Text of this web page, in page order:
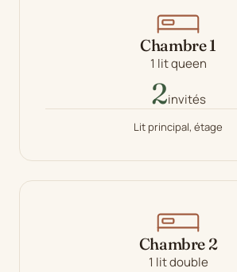
Chambre 1
1 lit queen
2invités
Lit principal, étage
Chambre 2
1 lit double